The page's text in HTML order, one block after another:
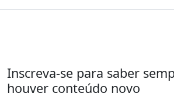
Inscreva-se para saber
houver conteúdo novo